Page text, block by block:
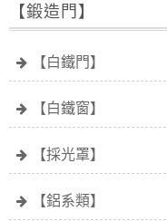
【鍛造門】
【白鐵門】
【白鐵窗】
【採光罩】
【鋁系類】